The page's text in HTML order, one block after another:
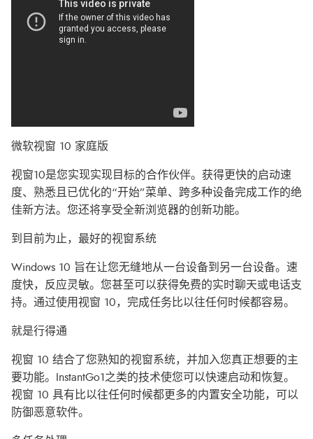
微软视窗 10 家庭版
视窗10是您实现实现目标的合作伙伴。获得更快的启动速
度、熟悉且已优化的“开始”菜单、跨多种设备完成工作的绝
佳新方法。您还将享受全新浏览器的创新功能。
到目前为止，最好的视窗系统
Windows 10 旨在让您无缝地从一台设备到另一台设备。速
度快，反应灵敏。您甚至可以获得免费的实时聊天或电话支
持。通过使用视窗 10，完成任务比以往任何时候都容易。
就是行得通
视窗 10 结合了您熟知的视窗系统，并加入您真正想要的主
要功能。InstantGo1之类的技术使您可以快速启动和恢复。
视窗 10 具有比以往任何时候都更多的内置安全功能，可以
防御恶意软件。